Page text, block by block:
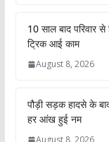
10 साल बाद परिवार
ट्रिक आई काम
August 8, 2026
पौड़ी सड़क हादसे के
हर आंख हुई नम